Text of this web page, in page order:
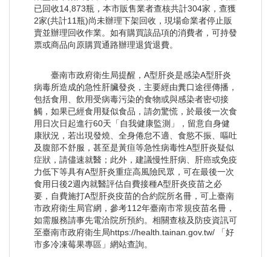
已回收14,873瓶，本市販售業者查核共計304家，查獲
2家(共計11瓶)尚未辦理下架回收，現場命業者停止販
賣並辦理回收作業。如有購買該品項的消費者，可持發
票或商品向原購買通路辦理退貨退費。
臺南市政府衛生局提醒，A型肝炎是感染A型肝炎
病毒所造成的急性肝臟發炎，主要經由糞口途徑傳播，
包括食用、飲用受病毒污染的食物或與感染者密切接
觸，如果已經食用疑似食品，請勿驚慌，於最後一次食
用日次日起進行60天「自我健康監測」，留意自身健
康狀況，若出現發燒、全身倦怠不適、食慾不振、嘔吐
及腹部不舒服，甚至是黃疸等急性病毒性A型肝炎疑似
症狀，請儘速就醫；此外，建議慢性肝病、肝癌或免疫
力低下等具有A型肝炎重症高風險民眾，可在最後一次
食用日後2週內就醫評估自費接種A型肝炎疫苗之必
要，自費施打A型肝炎疫苗的合約院所名冊，可上臺南
市政府衛生局官網，參考112年臺南市常規疫苗名冊，
如需服務請事先電洽院所預約。相關查核及防疫資訊可
至臺南市政府衛生局https://health.tainan.gov.tw/ 「好
市多冷凍莓果專區」網站查詢。